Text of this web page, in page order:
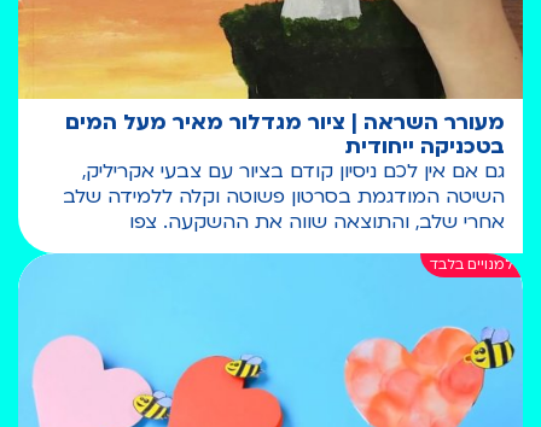
מעורר השראה | ציור מגדלור מאיר מעל המים
בטכניקה ייחודית
גם אם אין לכם ניסיון קודם בציור עם צבעי אקריליק,
השיטה המודגמת בסרטון פשוטה וקלה ללמידה שלב
אחרי שלב, והתוצאה שווה את ההשקעה. צפו